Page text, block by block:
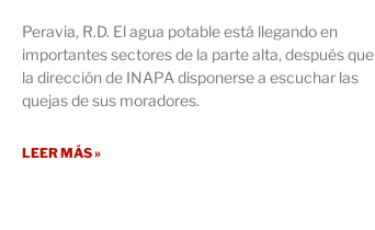
Peravia, R.D. El agua potable está llegando en
importantes sectores de la parte alta, después que
la dirección de INAPA disponerse a escuchar las
quejas de sus moradores.
LEER MÁS »